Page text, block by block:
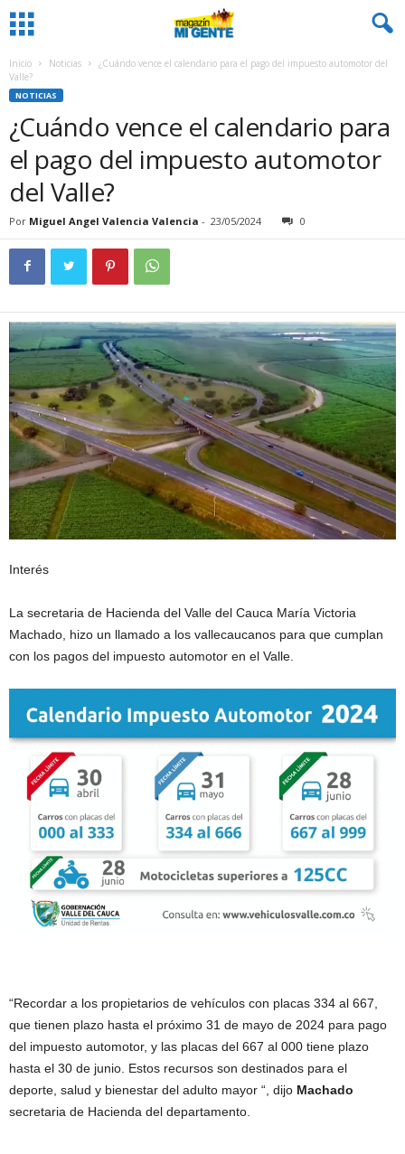
Inicio Noticias
¿Cuándo vence el calendario para el pago del impuesto automotor del
Valle?
NOTICIAS
¿Cuándo vence el calendario para
el pago del impuesto automotor
del Valle?
Por Miguel Angel Valencia Valencia - 23/05/2024 0
Interés
La secretaria de Hacienda del Valle del Cauca María Victoria
Machado, hizo un llamado a los vallecaucanos para que cumplan
con los pagos del impuesto automotor en el Valle.
“Recordar a los propietarios de vehículos con placas 334 al 667,
que tienen plazo hasta el próximo 31 de mayo de 2024 para pago
del impuesto automotor, y las placas del 667 al 000 tiene plazo
hasta el 30 de junio. Estos recursos son destinados para el
deporte, salud y bienestar del adulto mayor “, dijo Machado
secretaria de Hacienda del departamento.